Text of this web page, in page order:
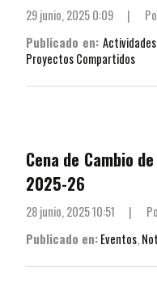
29 junio, 2025 0:09 |
Publicado en:
Proyectos Compartidos
Cena de Cambio
2025-26
28 junio, 2025 10:51 |
Publicado en:Eventos,